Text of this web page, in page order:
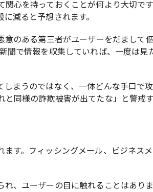
心を持っておくことが何より大切で
減ると予想されます。
のある第三者がユーザーをだまして
聞で情報を収集していれば、一度は見
まうのではなく、一体どんな手口で
同様の詐欺被害が出てたな」と警戒
す。フィッシングメール、ビジネスメ
、ユーザーの目に触れることはありま